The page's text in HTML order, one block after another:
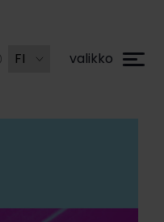
valikko